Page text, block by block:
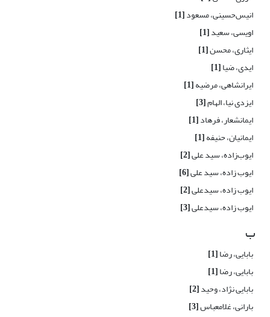
انیس‌حسینی، مسعود[1]
اویسی، سعید[1]
ایثاری، محسن[1]
ایدی، ضیا[1]
ایرانشاهی، مرضیه[1]
ایزدی نیا، الهام[3]
ایمانشعار، فرهاد[1]
ایمانیان، حنیفه[1]
ایوب‌زاده، سید علی[2]
ایوب زاده، سید علی[6]
ایوب زاده، سیدعلی[2]
ایوب زاده، سیدعلی[3]
ب
بابایی، رضا[1]
بابایی، رضا[1]
بابایی نژاد، وحید[2]
بارانی، غلامعباس[3]